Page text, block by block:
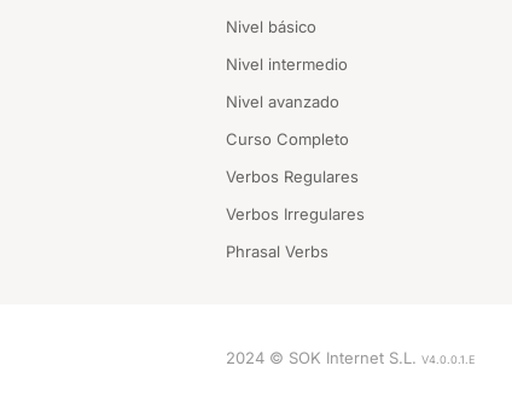
Nivel básico
Nivel intermedio
Nivel avanzado
Curso Completo
Verbos Regulares
Verbos Irregulares
Phrasal Verbs
2024 © SOK Internet S.L. V4.0.0.1.E